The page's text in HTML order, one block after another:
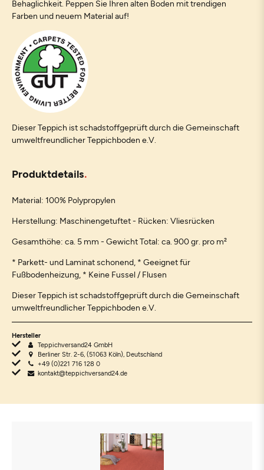
Behaglichkeit. Peppen Sie Ihren alten Boden mit trendigen
Farben und neuem Material auf!
Dieser Teppich ist schadstoffgeprüft durch die Gemeinschaft
umweltfreundlicher Teppichboden e.V.
Produktdetails
Material: 100% Polypropylen
Herstellung: Maschinengetuftet - Rücken: Vliesrücken
Gesamthöhe: ca. 5 mm - Gewicht Total: ca. 900 gr. pro m²
* Parkett- und Laminat schonend, * Geeignet für
Fußbodenheizung, * Keine Fussel / Flusen
Dieser Teppich ist schadstoffgeprüft durch die Gemeinschaft
umweltfreundlicher Teppichboden e.V.
Hersteller
Teppichversand24 GmbH
Berliner Str. 2-6, (51063 Köln), Deutschland
+49 (0)221 716 128 0
kontakt@teppichversand24.de